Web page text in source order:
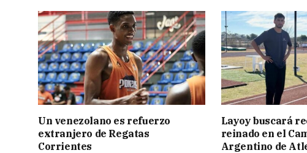
Un venezolano es refuerzo
extranjero de Regatas
Corrientes
Layoy buscará
reinado en el
Argentino de